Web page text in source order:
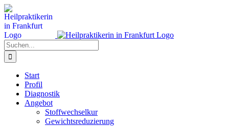
Zum
Inhalt
springen
Suche
nach:
Start
Profil
Diagnostik
Angebot
Stoffwechselkur
Gewichtsreduzierung